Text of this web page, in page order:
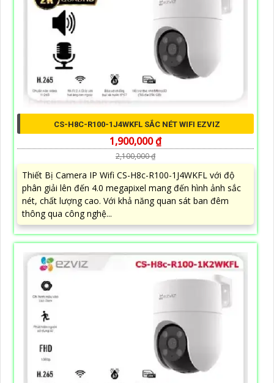
CS-H8C-R100-1J4WKFL SẮC NÉT WIFI EZVIZ
1,900,000 ₫
2,100,000 ₫
Thiết Bị Camera IP Wifi CS-H8c-R100-1J4WKFL với độ
phân giải lên đến 4.0 megapixel mang đến hình ảnh sắc
nét, chất lượng cao. Với khả năng quan sát ban đêm
thông qua công nghệ...